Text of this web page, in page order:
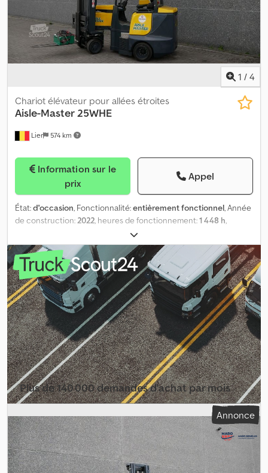
1 / 4
Lier 574 km
Chariot élévateur pour allées étroites
Aisle-Master25WHE
prix
Appel
État:d'occasion, Fonctionnalité:entièrement fonctionnel, Année
de construction:2022, heures de fonctionnement:1 448 h,
, hauteur de levage:
libre:2 435 mm, type de carburant:électrique, type de mât:
triplex
, couleur:jaune, L’Aisle-Master 25WHE est un chariot
élévateur à mât rétractable, conçu pour les allées étroites,
fabriqué en 2022 et ayant 1448 heures de fonctionnement.
Crodpfx Aozpwlgoh Sof
Plus de 140 000 demandes d'achat par mois
Sélectionner le pack revendeur Annonce